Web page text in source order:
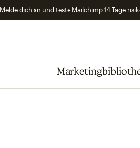
Melde dich an und teste Mailchimp 14 Tage